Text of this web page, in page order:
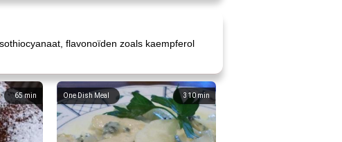
flavonoïden zoals kaempferol
65min 310 min
One Dish Meal